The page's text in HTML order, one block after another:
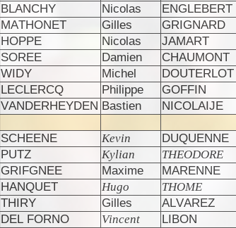
BLANCHY Nicolas ENGLEBERT
MATHONET Gilles GRIGNARD
HOPPE Nicolas JAMART
SOREE Damien CHAUMONT
WIDY Michel DOUTERLOT
LECLERCQ Philippe GOFFIN
VANDERHEYDEN Bastien NICOLAIJE
SCHEENE Kevin DUQUENNE
PUTZ Kylian THEODORE
GRIFGNEE Maxime MARENNE
HANQUET Hugo THOME
THIRY Gilles ALVAREZ
DEL FORNO Vincent LIBON